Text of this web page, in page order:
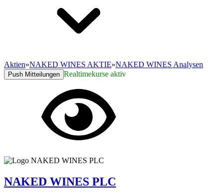
Aktien»NAKED WINES AKTIE»NAKED WINES Analysen
Push Mitteilungen Realtimekurse aktiv
NAKED WINES PLC